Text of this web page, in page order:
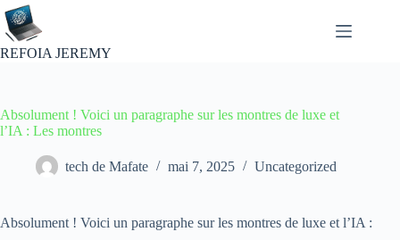
Passer
au
contenu
REFOIA JEREMY
Absolument ! Voici un paragraphe sur les montres de luxe et
l’IA : Les montres
tech de Mafate mai 7, 2025 Uncategorized
Absolument ! Voici un paragraphe sur les montres de luxe et l’IA :